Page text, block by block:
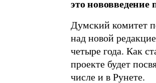
это нововведение
Думский комитет
над новой
четыре года. Как
проекте будет
числе и в Рунете.